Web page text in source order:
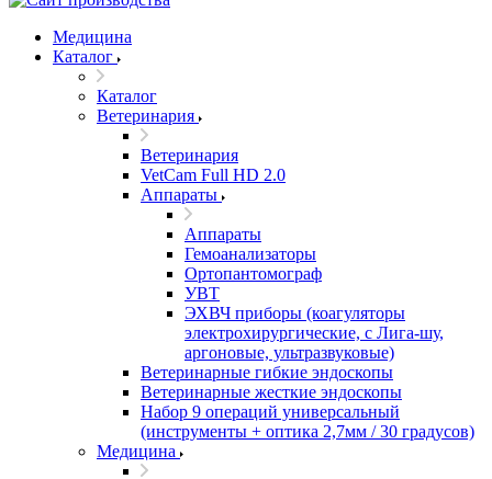
Медицина
Каталог
Каталог
Ветеринария
Ветеринария
VetCam Full HD 2.0
Аппараты
Аппараты
Гемоанализаторы
Ортопантомограф
УВТ
ЭХВЧ приборы (коагуляторы
электрохирургические, с Лига-шу,
аргоновые, ультразвуковые)
Ветеринарные гибкие эндоскопы
Ветеринарные жесткие эндоскопы
Набор 9 операций универсальный
(инструменты + оптика 2,7мм / 30 градусов)
Медицина